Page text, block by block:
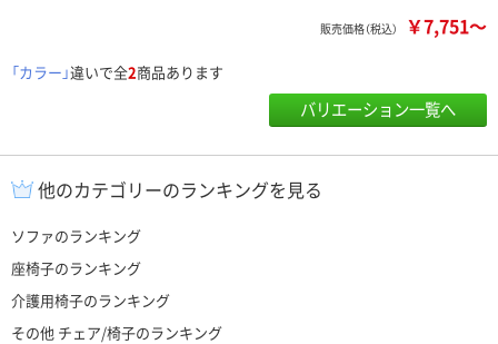
販売価格（税込） ￥7,751～
「カラー」違いで全2商品あります
バリエーション一覧へ
他のカテゴリーのランキングを見る
ソファのランキング
座椅子のランキング
介護用椅子のランキング
その他 チェア/椅子のランキング